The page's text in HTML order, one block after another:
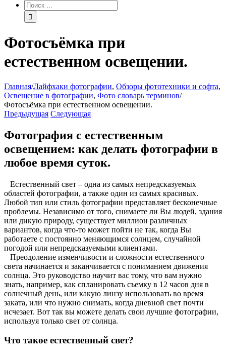
Фотосъёмка при
естественном освещении.
Главная/Лайфхаки фотографии, Обзоры фототехники и софта,
Освещение в фотографии, Фото словарь терминов/
Фотосъёмка при естественном освещении.
Предыдущая Следующая
Фотография с естественным
освещением: как делать фотографии в
любое время суток.
Естественный свет – одна из самых непредсказуемых
областей фотографии, а также один из самых красивых.
Любой тип или стиль фотографии представляет бесконечные
проблемы. Независимо от того, снимаете ли Вы людей, здания
или дикую природу, существует миллион различных
вариантов, когда что-то может пойти не так, когда Вы
работаете с постоянно меняющимся солнцем, случайной
погодой или непредсказуемыми клиентами.
Преодоление изменчивости и сложности естественного
света начинается и заканчивается с пониманием движения
солнца. Это руководство научит вас тому, что вам нужно
знать, например, как спланировать съемку в 12 часов дня в
солнечный день, или какую линзу использовать во время
заката, или что нужно снимать, когда дневной свет почти
исчезает. Вот так вы можете делать свои лучшие фотографии,
используя только свет от солнца.
Что такое естественный свет?